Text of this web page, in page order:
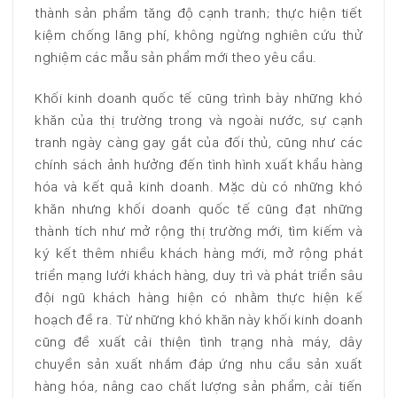
thành sản phẩm tăng độ cạnh tranh; thực hiện tiết
kiệm chống lãng phí, không ngừng nghiên cứu thử
nghiệm các mẫu sản phẩm mới theo yêu cầu.
Khối kinh doanh quốc tế cũng trình bày những khó
khăn của thị trường trong và ngoài nước, sự cạnh
tranh ngày càng gay gắt của đối thủ, cũng như các
chính sách ảnh hưởng đến tình hình xuất khẩu hàng
hóa và kết quả kinh doanh. Mặc dù có những khó
khăn nhưng khối doanh quốc tế cũng đạt những
thành tích như mở rộng thị trường mới, tìm kiếm và
ký kết thêm nhiều khách hàng mới, mở rộng phát
triển mạng lưới khách hàng, duy trì và phát triển sâu
đội ngũ khách hàng hiện có nhằm thực hiện kế
hoạch đề ra. Từ những khó khăn này khối kinh doanh
cũng đề xuất cải thiện tình trạng nhà máy, dây
chuyền sản xuất nhắm đáp ứng nhu cầu sản xuất
hàng hóa, nâng cao chất lượng sản phẩm, cải tiến